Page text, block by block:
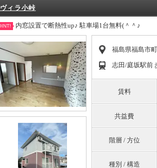
ヴィラ小峠
内窓設置で断熱性up♪ 駐車場1台無料(＾＾♪
福島県福島市
志田/庭坂駅前
賃料
共益費
階層 / 方位
種別 / 構造